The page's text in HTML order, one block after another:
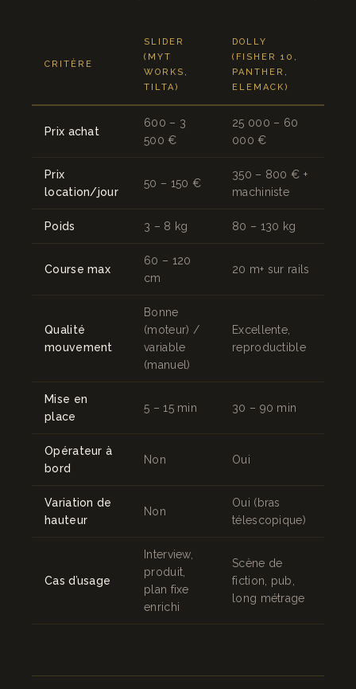
CRITÈRE
SLIDER
(MYT
WORKS,
TILTA)
DOLLY
(FISHER 10,
PANTHER,
ELEMACK)
Prix achat
600 – 3
500 €
25 000 – 60
000 €
Prix
location/jour
50 – 150 €
350 – 800 € +
machiniste
Poids 3 – 8 kg 80 – 130 kg
Course max
60 – 120
cm
20 m+ sur rails
Qualité
mouvement
Bonne
(moteur) /
variable
(manuel)
Excellente,
reproductible
Mise en
place
5 – 15 min 30 – 90 min
Opérateur à
bord
Non Oui
Variation de
hauteur
Non
Oui (bras
télescopique)
Cas d’usage
Interview,
produit,
plan fixe
enrichi
Scène de
fiction, pub,
long métrage